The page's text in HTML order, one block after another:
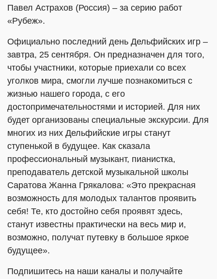
Павел Астрахов (Россия) – за серию работ
«Рубеж».
Официально последний день Дельфийских игр –
завтра, 25 сентября. Он предназначен для того,
чтобы участники, которые приехали со всех
уголков мира, смогли лучше познакомиться с
жизнью нашего города, с его
достопримечательностями и историей. Для них
будет организованы специальные экскурсии. Для
многих из них Дельфийские игры станут
ступенькой в будущее. Как сказала
профессиональный музыкант, пианистка,
преподаватель детской музыкальной школы
Саратова Жанна Грякалова: «Это прекрасная
возможность для молодых талантов проявить
себя! Те, кто достойно себя проявят здесь,
станут известны практически на весь мир и,
возможно, получат путевку в большое яркое
будущее».
Подпишитесь на наши каналы и получайте